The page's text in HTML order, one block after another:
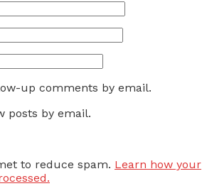
up comments by email.
posts by email.
to reduce spam. Learn how your